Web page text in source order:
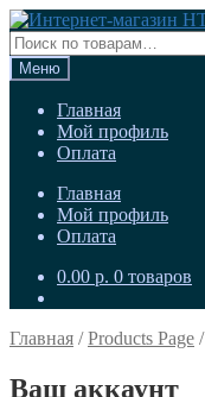
Перейти
к
навигации
Перейти
к
содержимому
Искать:
Меню
Главная
Мой профиль
Оплата
Главная
Мой профиль
Оплата
0.00 р. 0 товаров
Главная /Products Page /
Ваш аккаунт